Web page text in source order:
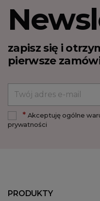
zapisz się i
pierwsze
*Akceptuję ogólne
prywatności
PRODUKTY